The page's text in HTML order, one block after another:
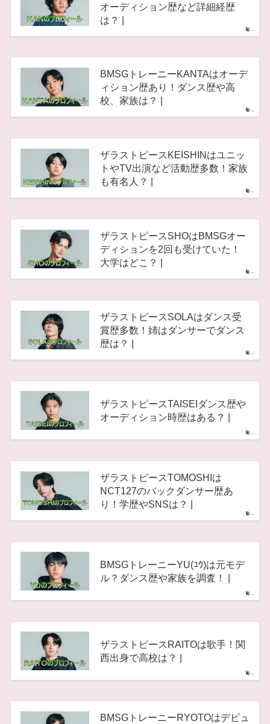
–
オーディション歴など詳細経歴
は？ |
–
BMSGトレーニーKANTAはオーデ
ィション歴あり！ダンス歴や高
校、家族は？ |
–
ザラストピースKEISHINはユニッ
トやTV出演など活動歴多数！家族
も有名人？ |
–
ザラストピースSHOはBMSGオー
ディションを2回も受けていた！
大学はどこ？ |
–
ザラストピースSOLAはダンス受
賞歴多数！姉はダンサーでダンス
歴は？ |
–
ザラストピースTAISEIダンス歴や
オーディション時歴はある？ |
–
ザラストピースTOMOSHIは
NCT127のバックダンサー歴あ
り！学歴やSNSは？ |
–
BMSGトレーニーYU(ﾕｳ)は元モデ
ル？ダンス歴や家族を調査！ |
–
ザラストピースRAITOは歌手！関
西出身で高校は？ |
BMSGトレーニーRYOTOはデビュ